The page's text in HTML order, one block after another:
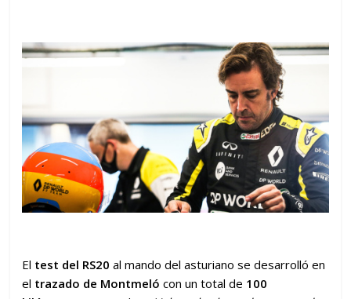
El test del RS20 al mando del asturiano se desarrolló en
el trazado de Montmeló con un total de 100